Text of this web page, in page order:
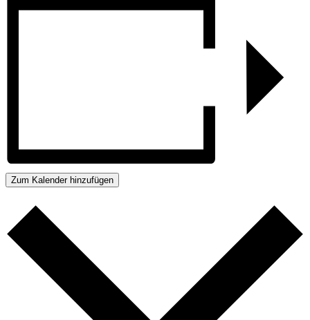
Zum Kalender hinzufügen